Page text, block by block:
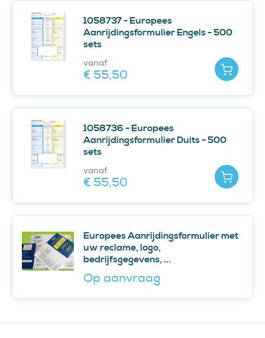
1058737 - Europees
Aanrijdingsformulier Engels - 500
sets
vanaf
€ 55,50
1058736 - Europees
Aanrijdingsformulier Duits - 500
sets
vanaf
€ 55,50
Europees Aanrijdingsformulier met
uw reclame, logo,
bedrijfsgegevens, ...
Op aanvraag